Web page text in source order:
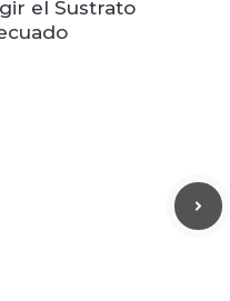
el Sustrato